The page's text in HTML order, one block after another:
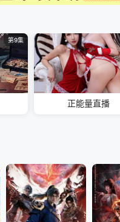
第9集
正能量直播